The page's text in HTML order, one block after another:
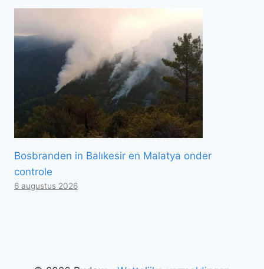
Bosbranden in Balıkesir en Malatya onder
controle
6 augustus 2026